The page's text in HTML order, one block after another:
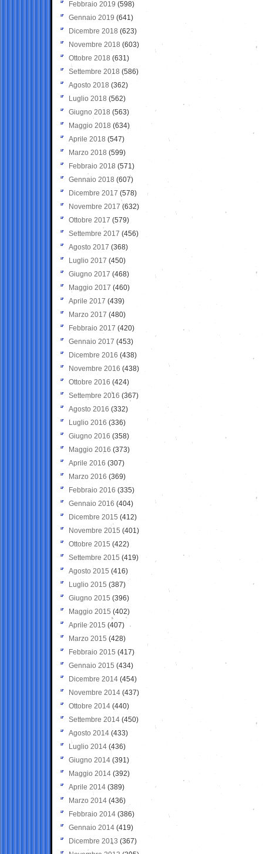
Febbraio 2019 (598)
Gennaio 2019 (641)
Dicembre 2018 (623)
Novembre 2018 (603)
Ottobre 2018 (631)
Settembre 2018 (586)
Agosto 2018 (362)
Luglio 2018 (562)
Giugno 2018 (563)
Maggio 2018 (634)
Aprile 2018 (547)
Marzo 2018 (599)
Febbraio 2018 (571)
Gennaio 2018 (607)
Dicembre 2017 (578)
Novembre 2017 (632)
Ottobre 2017 (579)
Settembre 2017 (456)
Agosto 2017 (368)
Luglio 2017 (450)
Giugno 2017 (468)
Maggio 2017 (460)
Aprile 2017 (439)
Marzo 2017 (480)
Febbraio 2017 (420)
Gennaio 2017 (453)
Dicembre 2016 (438)
Novembre 2016 (438)
Ottobre 2016 (424)
Settembre 2016 (367)
Agosto 2016 (332)
Luglio 2016 (336)
Giugno 2016 (358)
Maggio 2016 (373)
Aprile 2016 (307)
Marzo 2016 (369)
Febbraio 2016 (335)
Gennaio 2016 (404)
Dicembre 2015 (412)
Novembre 2015 (401)
Ottobre 2015 (422)
Settembre 2015 (419)
Agosto 2015 (416)
Luglio 2015 (387)
Giugno 2015 (396)
Maggio 2015 (402)
Aprile 2015 (407)
Marzo 2015 (428)
Febbraio 2015 (417)
Gennaio 2015 (434)
Dicembre 2014 (454)
Novembre 2014 (437)
Ottobre 2014 (440)
Settembre 2014 (450)
Agosto 2014 (433)
Luglio 2014 (436)
Giugno 2014 (391)
Maggio 2014 (392)
Aprile 2014 (389)
Marzo 2014 (436)
Febbraio 2014 (386)
Gennaio 2014 (419)
Dicembre 2013 (367)